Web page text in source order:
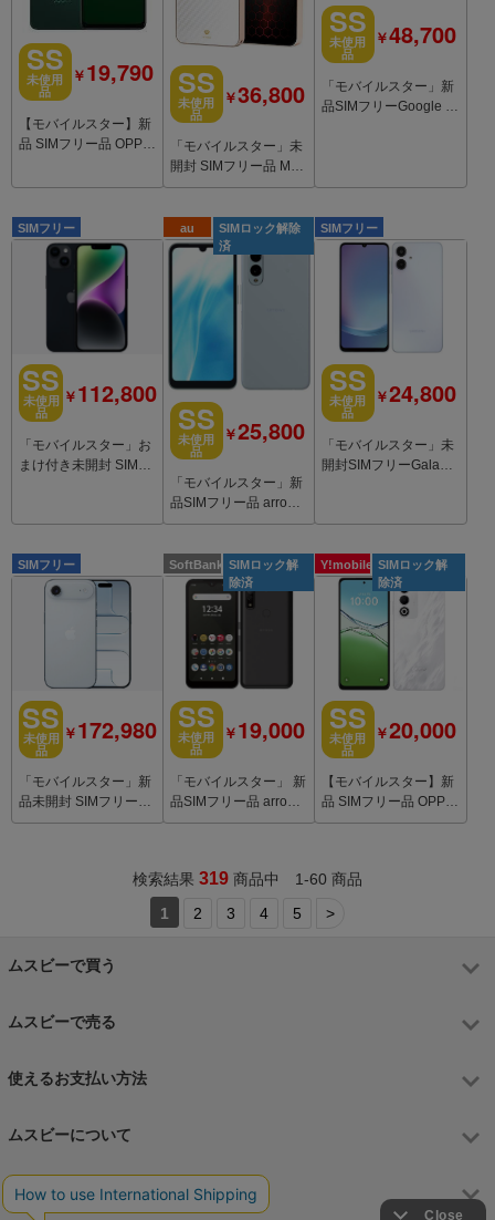
SS
未使用
品
￥19,790
【モバイルスター】新
品 SIMフリー品 OPPO
SS
未使用
品
￥36,800
「モバイルスター」未
開封 SIMフリー品 Mod
e1 Pocket MD-07P Wh
SS
未使用
品
￥48,700
「モバイルスター」新
品SIMフリーGoogle Pi
SIMフリー
SS
未使用
品
￥112,800
「モバイルスター」お
まけ付き未開封 SIMフ
au
SIMロック解除
済
SS
未使用
品
￥25,800
「モバイルスター」新
品SIMフリー品 arrows
We2 FCG02 ライトブ
SIMフリー
SS
未使用
品
￥24,800
「モバイルスター」未
開封SIMフリーGalaxy
SIMフリー
SS
未使用
品
￥172,980
「モバイルスター」新
品未開封 SIMフリー品
iPhone Air 256GB ス
SoftBank SIMロック解
除済
SS
未使用
品
￥19,000
「モバイルスター」 新
品SIMフリー品 arrows
We A101FC Black
Y!mobile
SIMロック解
除済
SS
未使用
品
￥20,000
【モバイルスター】新
品 SIMフリー品 OPPO
A5 5G White A502OP
検索結果 319 商品中 1-60 商品
1
2 3 4 5 >
ムスビーで買う
ムスビーで売る
使えるお支払い方法
ムスビーについて
運営会社